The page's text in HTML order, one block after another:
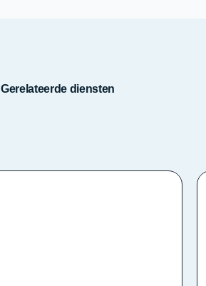
Gerelateerde diensten